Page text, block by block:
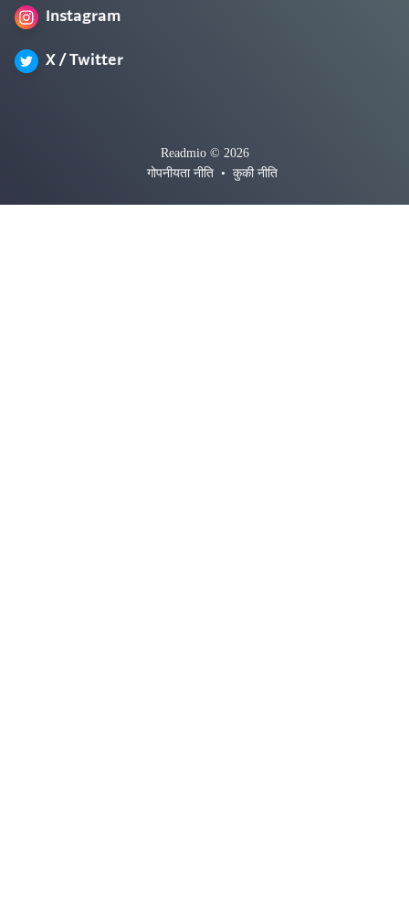
Instagram
X / Twitter
Readmio © 2026
गोपनीयता नीति • कुकी नीति